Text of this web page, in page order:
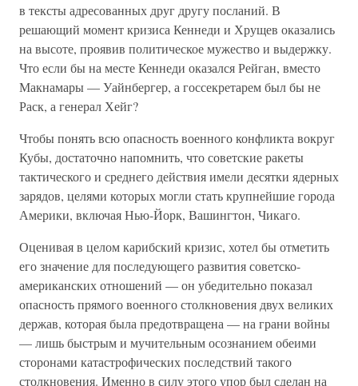
в тексты адресованных друг другу посланий. В
решающий момент кризиса Кеннеди и Хрущев оказались
на высоте, проявив политическое мужество и выдержку.
Что если бы на месте Кеннеди оказался Рейган, вместо
Макнамары — Уайнбергер, а госсекретарем был бы не
Раск, а генерал Хейг?
Чтобы понять всю опасность военного конфликта вокруг
Кубы, достаточно напомнить, что советские ракеты
тактического и среднего действия имели десятки ядерных
зарядов, целями которых могли стать крупнейшие города
Америки, включая Нью-Йорк, Вашингтон, Чикаго.
Оценивая в целом карибский кризис, хотел бы отметить
его значение для последующего развития советско-
американских отношений — он убедительно показал
опасность прямого военного столкновения двух великих
держав, которая была предотвращена — на грани войны
— лишь быстрым и мучительным осознанием обеими
сторонами катастрофических последствий такого
столкновения. Именно в силу этого упор был сделан на